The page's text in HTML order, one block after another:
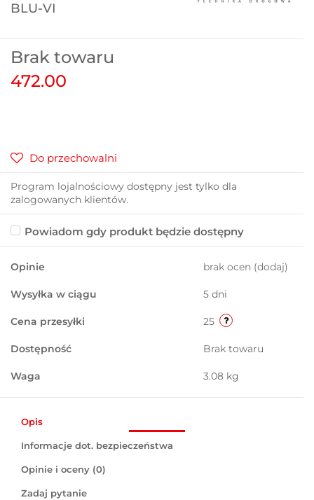
BLU-VI
Brak towaru
472.00
Do przechowalni
Program lojalnościowy dostępny jest tylko dla
zalogowanych klientów.
Powiadom gdy produkt będzie dostępny
Opinie brak ocen (dodaj)
Wysyłka w ciągu 5 dni
Cena przesyłki 25
Dostępność Brak towaru
Waga 3.08 kg
Opis
Informacje dot. bezpieczeństwa
Opinie i oceny (0)
Zadaj pytanie